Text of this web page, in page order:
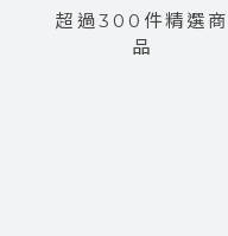
超過300件精選商
品